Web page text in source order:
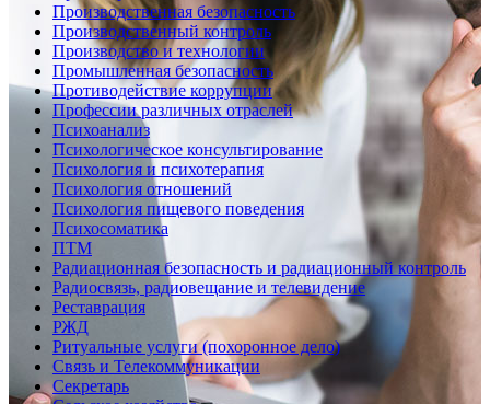
Производственная безопасность
Производственный контроль
Производство и технологии
Промышленная безопасность
Противодействие коррупции
Профессии различных отраслей
Психоанализ
Психологическое консультирование
Психология и психотерапия
Психология отношений
Психология пищевого поведения
Психосоматика
ПТМ
Радиационная безопасность и радиационный контроль
Радиосвязь, радиовещание и телевидение
Реставрация
РЖД
Ритуальные услуги (похоронное дело)
Связь и Телекоммуникации
Секретарь